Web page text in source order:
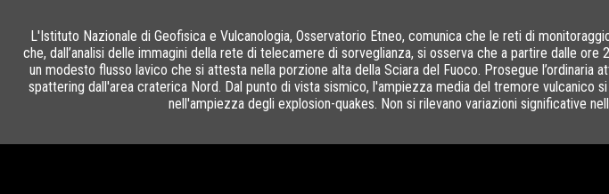
L'Istituto Nazionale di Geofisica e Vulcanologia, Osservatorio Etneo, comunica che le reti di
che, dall’analisi delle immagini della rete di telecamere di sorveglianza, si osserva che a partire dalle
un modesto flusso lavico che si attesta nella porzione alta della Sciara del Fuoco. Prosegue
spattering dall'area craterica Nord. Dal punto di vista sismico, l'ampiezza media del tremore vulcanico
nell'ampiezza degli explosion-quakes. Non si rilevano variazioni significative